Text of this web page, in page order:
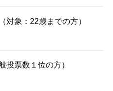
対象：22歳までの方）
投票数１位の方）